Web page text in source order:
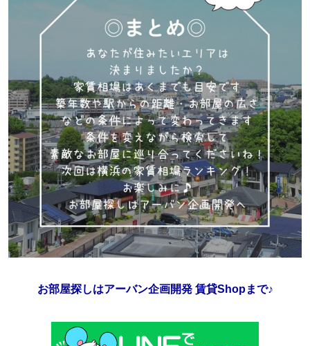
お部屋探しはアーバン企画開発 賃貸Shopまで♪